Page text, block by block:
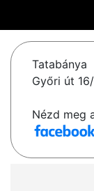
Tatabánya
Győri út
Nézd meg